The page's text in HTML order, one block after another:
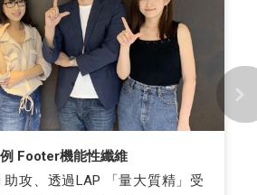
Footer機能性纖維
助攻、透過LAP 「量大質精」受